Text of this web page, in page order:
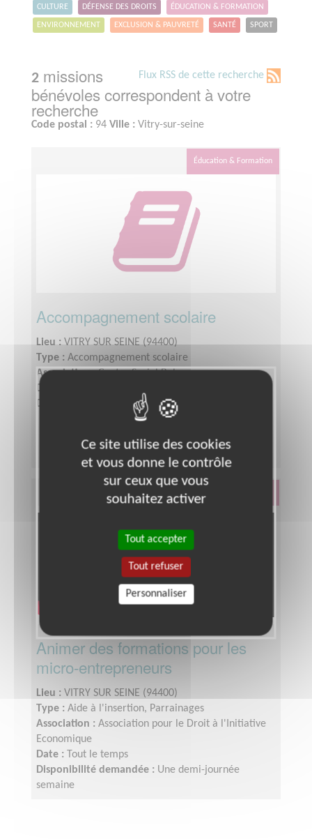
CULTURE DÉFENSE DES DROITS ÉDUCATION & FORMATION
ENVIRONNEMENT EXCLUSION & PAUVRETÉ SANTÉ SPORT
Flux RSS de cette recherche
2 missions
bénévoles correspondent à votre
recherche
Code postal : 94 Ville : Vitry-sur-seine
Éducation & Formation
Accompagnement scolaire
Lieu :VITRY SUR SEINE (94400)
Type : Accompagnement scolaire
Association :Centre Social Balzac
Date :
Disponibilité demandée :
quelques heures
Animer des formations pour les
micro-entrepreneurs
Lieu : VITRY SUR SEINE (94400)
Type : Aide à l'insertion, Parrainages
Association : Association pour le Droit à l'Initiative
Economique
Date :
Tout le temps
Disponibilité demandée : Une demi-journée
semaine
Ce site utilise des cookies
et vous donne le contrôle
sur ceux que vous
souhaitez activer
Tout accepter
Tout refuser
Personnaliser